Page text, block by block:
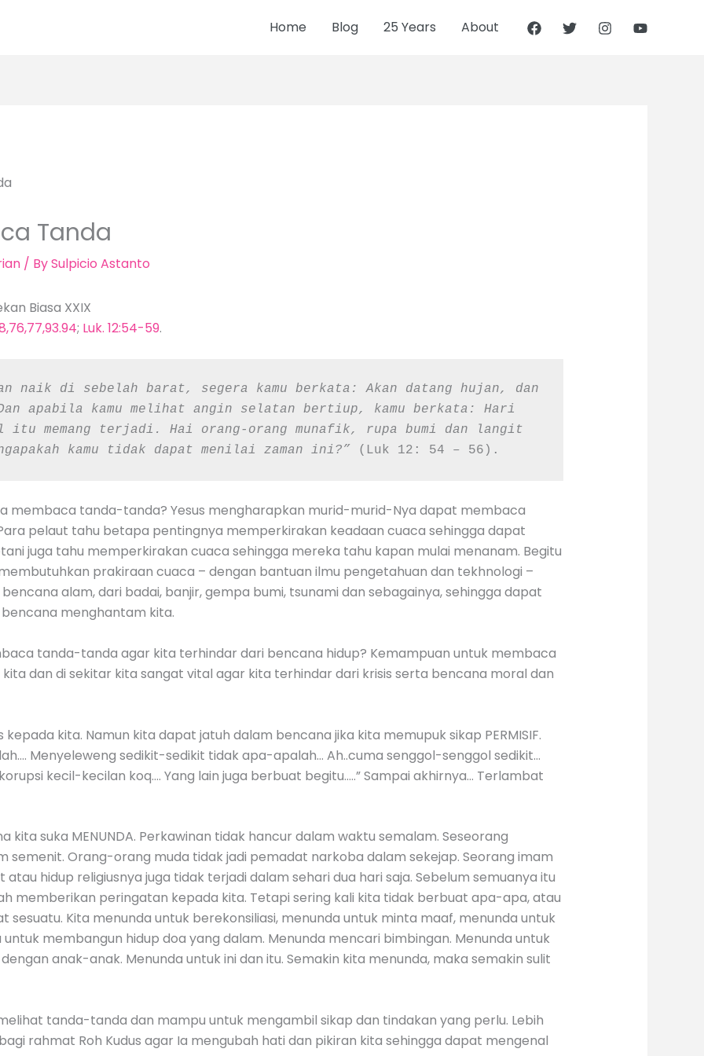
Home Blog 25 Years About
Tanda
/ BySulpicio Astanto
Biasa XXIX
; Luk. 12:54-59.
naik di sebelah barat, segera kamu berkata: Akan datang hujan, dan
apabila kamu melihat angin selatan bertiup, kamu berkata: Hari
itu memang terjadi. Hai orang-orang munafik, rupa bumi dan langit
kamu tidak dapat menilai zaman ini?” (Luk 12: 54 – 56).
membaca tanda-tanda? Yesus mengharapkan murid-murid-Nya dapat membaca
pelaut tahu betapa pentingnya memperkirakan keadaan cuaca sehingga dapat
juga tahu memperkirakan cuaca sehingga mereka tahu kapan mulai menanam. Begitu
prakiraan cuaca – dengan bantuan ilmu pengetahuan dan tekhnologi –
alam, dari badai, banjir, gempa bumi, tsunami dan sebagainya, sehingga dapat
menghantam kita.
tanda-tanda agar kita terhindar dari bencana hidup? Kemampuan untuk membaca
dan di sekitar kita sangat vital agar kita terhindar dari krisis serta bencana moral dan
kita. Namun kita dapat jatuh dalam bencana jika kita memupuk sikap PERMISIF.
Menyeleweng sedikit-sedikit tidak apa-apalah… Ah..cuma senggol-senggol sedikit…
kecil-kecilan koq…. Yang lain juga berbuat begitu…..” Sampai akhirnya… Terlambat
kita suka MENUNDA. Perkawinan tidak hancur dalam waktu semalam. Seseorang
semenit. Orang-orang muda tidak jadi pemadat narkoba dalam sekejap. Seorang imam
hidup religiusnya juga tidak terjadi dalam sehari dua hari saja. Sebelum semuanya itu
memberikan peringatan kepada kita. Tetapi sering kali kita tidak berbuat apa-apa, atau
sesuatu. Kita menunda untuk berekonsiliasi, menunda untuk minta maaf, menunda untuk
untuk membangun hidup doa yang dalam. Menunda mencari bimbingan. Menunda untuk
anak-anak. Menunda untuk ini dan itu. Semakin kita menunda, maka semakin sulit
tanda-tanda dan mampu untuk mengambil sikap dan tindakan yang perlu. Lebih
rahmat Roh Kudus agar Ia mengubah hati dan pikiran kita sehingga dapat mengenal